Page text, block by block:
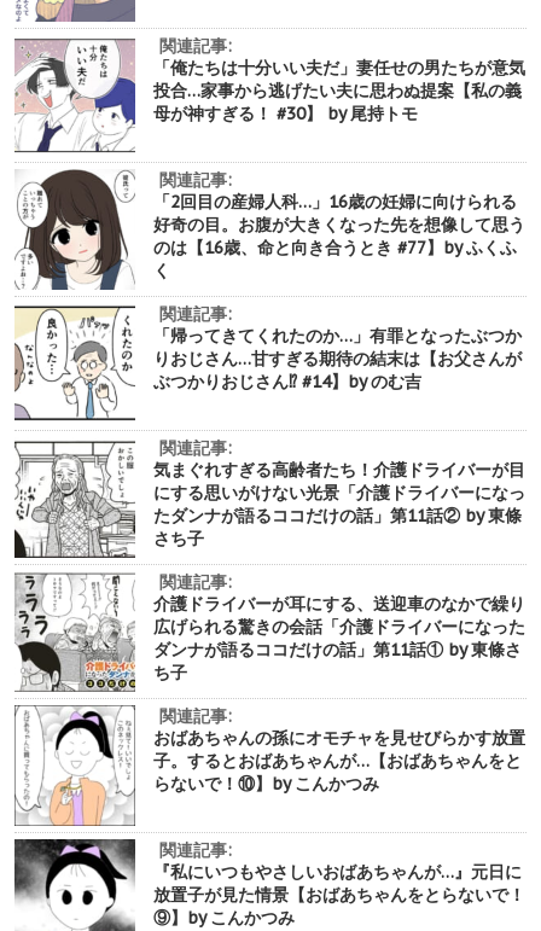
関連記事:
「俺たちは十分いい夫だ」妻任せの男たちが意気
投合…家事から逃げたい夫に思わぬ提案【私の義
母が神すぎる！ #30】 by 尾持トモ
関連記事:
「2回目の産婦人科…」16歳の妊婦に向けられる
好奇の目。お腹が大きくなった先を想像して思う
のは【16歳、命と向き合うとき #77】by ふくふ
く
関連記事:
「帰ってきてくれたのか…」有罪となったぶつか
りおじさん…甘すぎる期待の結末は【お父さんが
ぶつかりおじさん⁉︎ #14】by のむ吉
関連記事:
気まぐれすぎる高齢者たち！介護ドライバーが目
にする思いがけない光景「介護ドライバーになっ
たダンナが語るココだけの話」第11話② by 東條
さち子
関連記事:
介護ドライバーが耳にする、送迎車のなかで繰り
広げられる驚きの会話「介護ドライバーになった
ダンナが語るココだけの話」第11話① by 東條さ
ち子
関連記事:
おばあちゃんの孫にオモチャを見せびらかす放置
子。するとおばあちゃんが…【おばあちゃんをと
らないで！⑩】by こんかつみ
関連記事:
『私にいつもやさしいおばあちゃんが…』元日に
放置子が見た情景【おばあちゃんをとらないで！
⑨】by こんかつみ